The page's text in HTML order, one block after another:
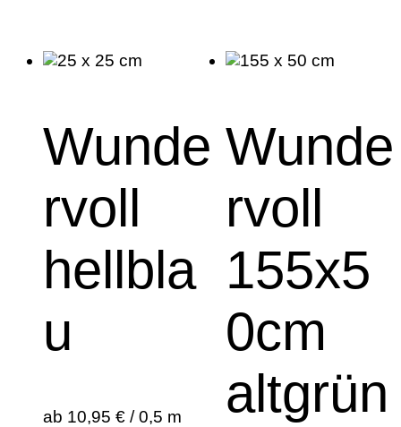
Wunde
rvoll
hellbla
u
ab 10,95 € / 0,5 m
Wunde
rvoll
155x5
0cm
altgrün